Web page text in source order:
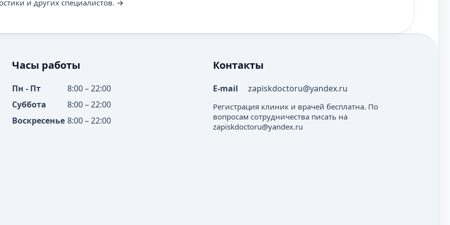
и других специалистов. →
Часы работы
Пн - Пт
8:00 – 22:00
Суббота
8:00 – 22:00
Воскресенье 8:00 – 22:00
Контакты
E-mail zapiskdoctoru@yandex.ru
Регистрация клиник и врачей бесплатна. По
вопросам сотрудничества писать на
zapiskdoctoru@yandex.ru